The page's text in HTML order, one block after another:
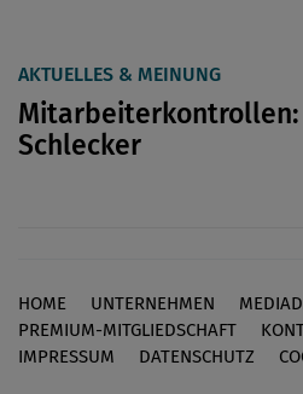
AKTUELLES & MEINUNG
Schlecker
Footer
HOME UNTERNEHMEN
PREMIUM-MITGLIEDSCHAFT
IMPRESSUM
DATENSCHUTZ